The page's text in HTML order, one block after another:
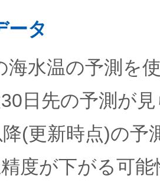
ータ
海水温の予測を
日先の予測が
(更新時点)の予
度が下がる可